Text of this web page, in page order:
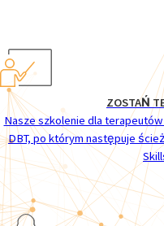
ZOSTAŃ
Nasze szkolenie dla
DBT, po którym następuje